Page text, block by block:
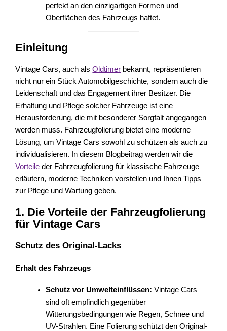
perfekt an den einzigartigen Formen und
Oberflächen des Fahrzeugs haftet.
Einleitung
Vintage Cars, auch alsOldtimer bekannt, repräsentieren
nicht nur ein Stück Automobilgeschichte, sondern auch die
Leidenschaft und das Engagement ihrer Besitzer. Die
Erhaltung und Pflege solcher Fahrzeuge ist eine
Herausforderung, die mit besonderer Sorgfalt angegangen
werden muss. Fahrzeugfolierung bietet eine moderne
Lösung, um Vintage Cars sowohl zu schützen als auch zu
individualisieren. In diesem Blogbeitrag werden wir die
Vorteile der Fahrzeugfolierung für klassische Fahrzeuge
erläutern, moderne Techniken vorstellen und Ihnen Tipps
zur Pflege und Wartung geben.
1. Die Vorteile der Fahrzeugfolierung
für Vintage Cars
Schutz des Original-Lacks
Erhalt des Fahrzeugs
Schutz vor Umwelteinflüssen: Vintage Cars
sind oft empfindlich gegenüber
Witterungsbedingungen wie Regen, Schnee und
UV-Strahlen. Eine Folierung schützt den Original-